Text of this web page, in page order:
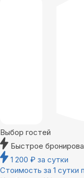
Выбор гостей
Быстрое
1 200 ₽ за сутки
Стоимость за 1 сутки